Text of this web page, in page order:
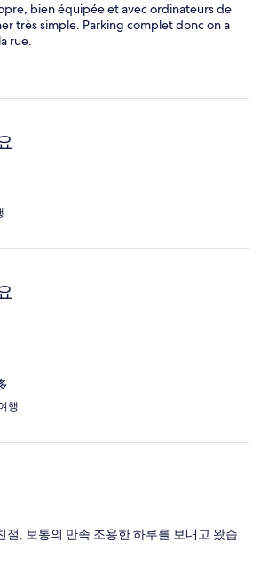
bien équipée et avec ordinateurs de
très simple. Parking complet donc on a
rue.
행
절, 보통의 만족 조용한 하루를 보내고 왔습